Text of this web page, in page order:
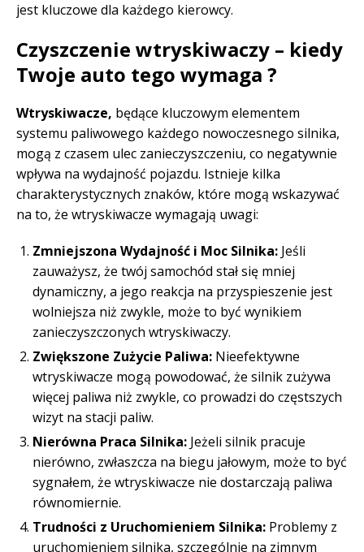
jest kluczowe dla każdego kierowcy.
Czyszczenie wtryskiwaczy – kiedy
Twoje auto tego wymaga ?
Wtryskiwacze, będące kluczowym elementem
systemu paliwowego każdego nowoczesnego silnika,
mogą z czasem ulec zanieczyszczeniu, co negatywnie
wpływa na wydajność pojazdu. Istnieje kilka
charakterystycznych znaków, które mogą wskazywać
na to, że wtryskiwacze wymagają uwagi:
Zmniejszona Wydajność i Moc Silnika: Jeśli
zauważysz, że twój samochód stał się mniej
dynamiczny, a jego reakcja na przyspieszenie jest
wolniejsza niż zwykle, może to być wynikiem
zanieczyszczonych wtryskiwaczy.
Zwiększone Zużycie Paliwa: Nieefektywne
wtryskiwacze mogą powodować, że silnik zużywa
więcej paliwa niż zwykle, co prowadzi do częstszych
wizyt na stacji paliw.
Nierówna Praca Silnika: Jeżeli silnik pracuje
nierówno, zwłaszcza na biegu jałowym, może to być
sygnałem, że wtryskiwacze nie dostarczają paliwa
równomiernie.
Trudności z Uruchomieniem Silnika: Problemy z
uruchomieniem silnika, szczególnie na zimnym